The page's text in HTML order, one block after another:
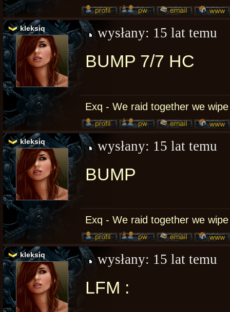
kleksiq wysłany: 15 lat temu
BUMP 7/7 HC
Exq - We raid together we
kleksiq wysłany: 15 lat temu
BUMP
Exq - We raid together we
kleksiq wysłany: 15 lat temu
LFM :